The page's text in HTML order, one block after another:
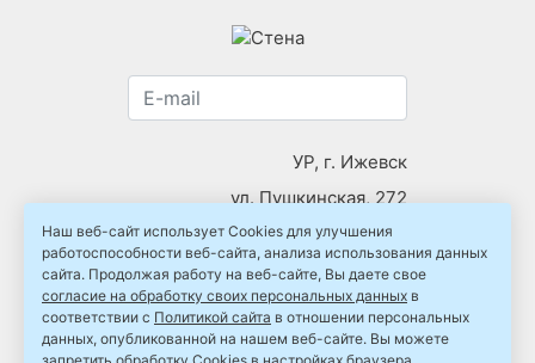
УР, г. Ижевск
ул. Пушкинская, 272
тел:+7 (3412) 439700
info.stena18@mail.ru
Наш веб-сайт использует Cookies для улучшения
работоспособности веб-сайта, анализа использования данных
сайта. Продолжая работу на веб-сайте, Вы даете свое
согласие на обработку своих персональных данных в
соответствии с Политикой сайта в отношении персональных
данных, опубликованной на нашем веб-сайте. Вы можете